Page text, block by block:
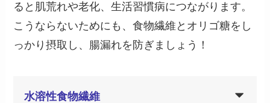
ると肌荒れや老化、生活習慣病につながります。
こうならないためにも、食物繊維とオリゴ糖をし
っかり摂取し、腸漏れを防ぎましょう！
水溶性食物繊維